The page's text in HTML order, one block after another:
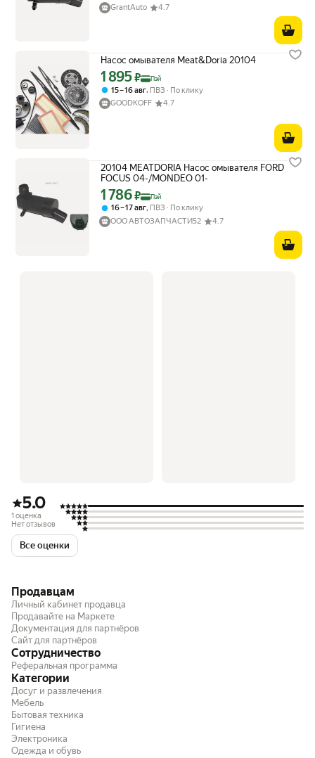
GrantAuto
4.7
Насос омывателя Meat&Doria 20104
Цена с картой Яндекс Пэй 1895 ₽ вместо
1 895₽ Пэй
15 – 16 авг, ПВЗ
По клику
GOODKOFF
4.7
20104 MEATDORIA Насос омывателя FORD
FOCUS 04-/MONDEO 01-
Цена с картой Яндекс Пэй 1786 ₽ вместо
1 786₽ Пэй
16 – 17 авг, ПВЗ
По клику
ООО АВТОЗАПЧАСТИ52
4.7
5.0
1 оценка
Нет отзывов
Все оценки
Продавцам
Личный кабинет продавца
Продавайте на Маркете
Документация для партнёров
Сайт для партнёров
Сотрудничество
Реферальная программа
Категории
Досуг и развлечения
Мебель
Бытовая техника
Гигиена
Электроника
Одежда и обувь